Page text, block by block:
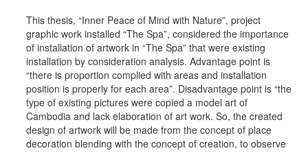
This thesis, “Inner Peace of Mind with Nature”, project
graphic work installed “The Spa”, considered the importance
of installation of artwork in “The Spa” that were existing
installation by consideration analysis. Advantage point is
“there is proportion complied with areas and installation
position is properly for each area”. Disadvantage point is “the
type of existing pictures were copied a model art of
Cambodia and lack elaboration of art work. So, the created
design of artwork will be made from the concept of place
decoration blending with the concept of creation, to observe